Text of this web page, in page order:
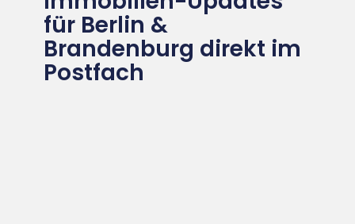
für Berlin &
Brandenburg direkt im
Postfach